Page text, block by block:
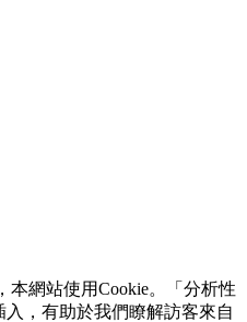
本網站使用Cookie。「分析性
入，有助於我們瞭解訪客來自